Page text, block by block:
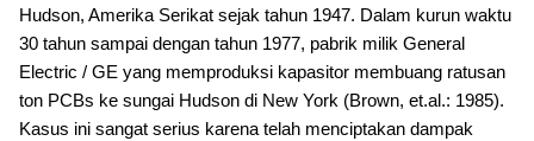
Hudson, Amerika Serikat sejak tahun 1947. Dalam kurun waktu
30 tahun sampai dengan tahun 1977, pabrik milik General
Electric / GE yang memproduksi kapasitor membuang ratusan
ton PCBs ke sungai Hudson di New York (Brown, et.al.: 1985).
Kasus ini sangat serius karena telah menciptakan dampak